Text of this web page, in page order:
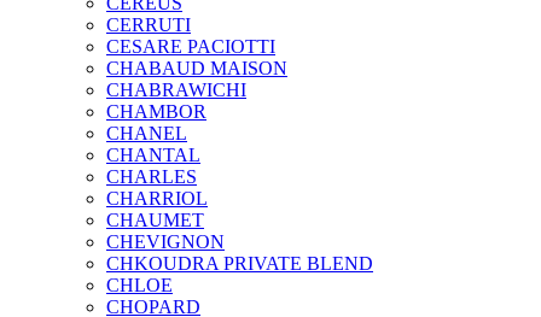
CERRUTI
CESARE PACIOTTI
CHABAUD MAISON
CHABRAWICHI
CHAMBOR
CHANEL
CHANTAL
CHARLES
CHARRIOL
CHAUMET
CHEVIGNON
CHKOUDRA PRIVATE BLEND
CHLOE
CHOPARD